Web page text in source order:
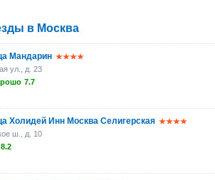
в Москва
Мандарин
ул., д. 23
7.7
Холидей Инн Москва Селигерская
ш., д. 10
8.2